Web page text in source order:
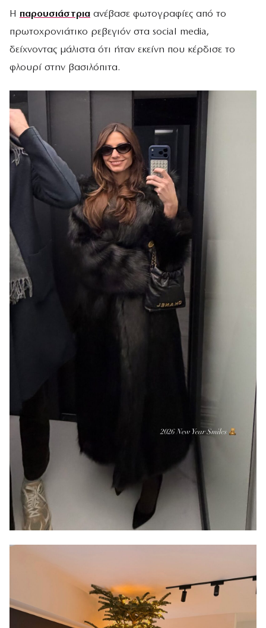
Η παρουσιάστρια ανέβασε φωτογραφίες από το
πρωτοχρονιάτικο ρεβεγιόν στα social media,
δείχνοντας μάλιστα ότι ήταν εκείνη που κέρδισε το
φλουρί στην βασιλόπιτα.